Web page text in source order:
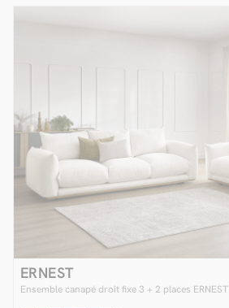
ERNEST
Ensemble canapé droit fixe 3 + 2 places ERNEST